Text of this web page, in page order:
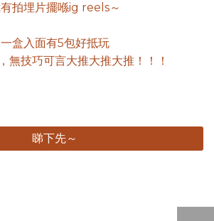
拍埋片擺喺ig reels～
一盒入面有5包好抵玩
無技巧可言大推大推大推！！！
睇下先～